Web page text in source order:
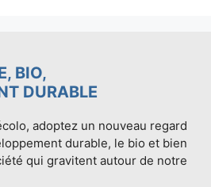
BIO,
DURABLE
adoptez un nouveau regard
durable, le bio et bien
qui gravitent autour de notre